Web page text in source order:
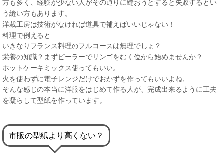
方も多く、経験が少ない人がその通りに縫おうとすると失敗するとい
う縫い方もあります。
洋裁工房は技術がなければ道具で補えばいいじゃない！
料理で例えると
いきなりフランス料理のフルコースは無理でしょ？
栄養の知識？まずピーラーでリンゴをむく位から始めませんか？
ホットケーキミックス使ってもいい。
火を使わずに電子レンジだけでおかずを作ってもいいよね。
そんな感じの本当に洋服をはじめて作る人が、完成出来るように工夫
を凝らして型紙を作っています。
市販の型紙より高くない？